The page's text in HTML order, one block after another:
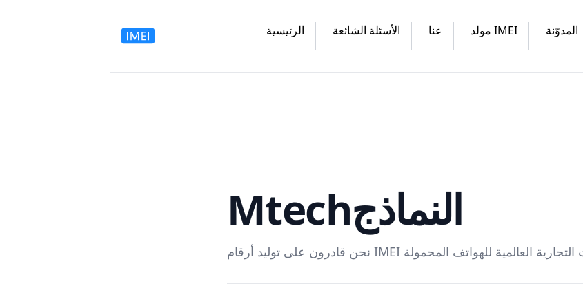
الرئيسية الأسئلة الشائعة عنا مولد IMEI المدوّنة
Mtechالنماذج